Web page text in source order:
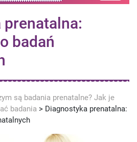
badań
są badania prenatalne? Jak je
badania > Diagnostyka prenatalna: